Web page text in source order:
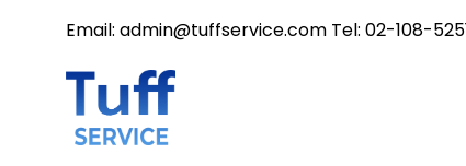
Email: admin@tuffservice.com Tel: 02-108-